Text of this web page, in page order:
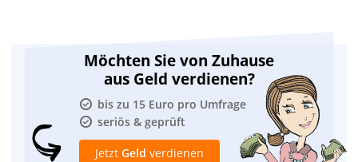
Möchten Sie von Zuhause
aus Geld verdienen?
bis zu 15 Euro pro Umfrage
seriös & geprüft
Jetzt Geld verdienen